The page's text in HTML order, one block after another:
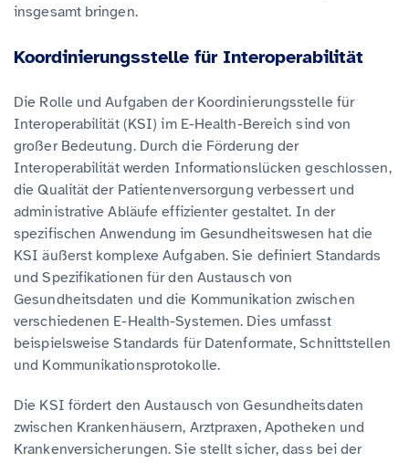
insgesamt bringen.
Koordinierungsstelle für Interoperabilität
Die Rolle und Aufgaben der Koordinierungsstelle für
Interoperabilität (KSI) im E-Health-Bereich sind von
großer Bedeutung. Durch die Förderung der
Interoperabilität werden Informationslücken geschlossen,
die Qualität der Patientenversorgung verbessert und
administrative Abläufe effizienter gestaltet. In der
spezifischen Anwendung im Gesundheitswesen hat die
KSI äußerst komplexe Aufgaben. Sie definiert Standards
und Spezifikationen für den Austausch von
Gesundheitsdaten und die Kommunikation zwischen
verschiedenen E-Health-Systemen. Dies umfasst
beispielsweise Standards für Datenformate, Schnittstellen
und Kommunikationsprotokolle.
Die KSI fördert den Austausch von Gesundheitsdaten
zwischen Krankenhäusern, Arztpraxen, Apotheken und
Krankenversicherungen. Sie stellt sicher, dass bei der